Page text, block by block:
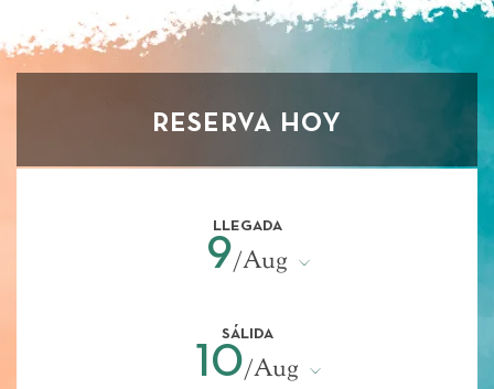
RESERVA HOY
LLEGADA
9/Aug
SÁLIDA
10/Aug